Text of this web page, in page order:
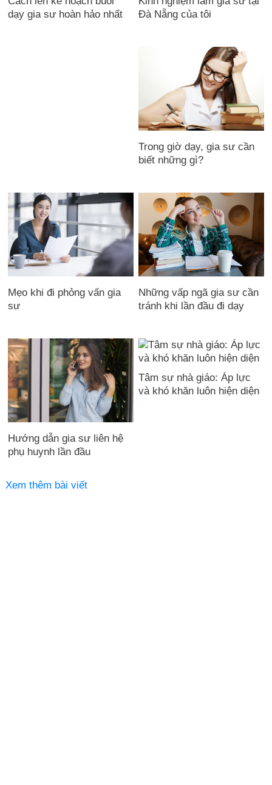
dạy gia sư hoàn hảo nhất
Đà Nẵng của tôi
Trong giờ dạy, gia sư cần
biết những gì?
Mẹo khi đi phỏng vấn gia
sư
Những vấp ngã gia sư cần
tránh khi lần đầu đi dạy
Hướng dẫn gia sư liên hệ
phụ huynh lần đầu
Tâm sự nhà giáo: Áp lực
và khó khăn luôn hiện diện
Xem thêm bài viết